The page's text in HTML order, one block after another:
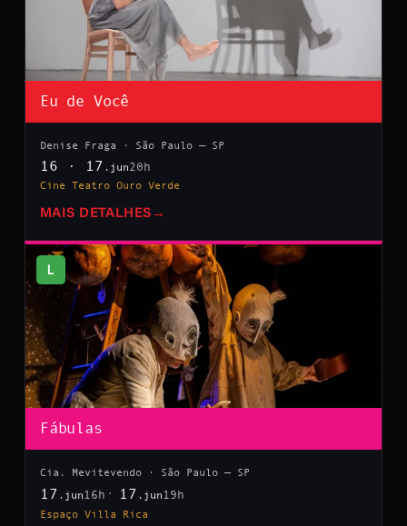
Eu de Você
Denise Fraga · São Paulo — SP
16 · 17 .jun20h
Cine Teatro Ouro Verde
MAIS DETALHES →
L
Fábulas
Cia. Mevitevendo · São Paulo — SP
17 .jun 16h 17 .jun 19h
Espaço Villa Rica